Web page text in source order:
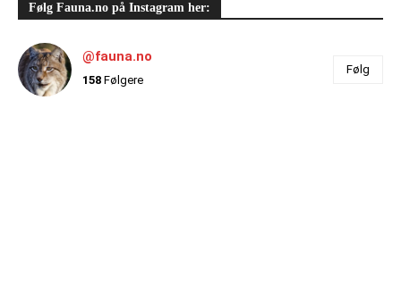
Følg Fauna.no på Instagram her:
@fauna.no
158 Følgere
Følg